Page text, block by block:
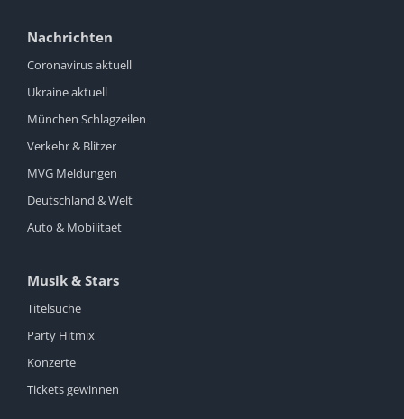
Nachrichten
Coronavirus aktuell
Ukraine aktuell
München Schlagzeilen
Verkehr & Blitzer
MVG Meldungen
Deutschland & Welt
Auto & Mobilitaet
Musik & Stars
Titelsuche
Party Hitmix
Konzerte
Tickets gewinnen